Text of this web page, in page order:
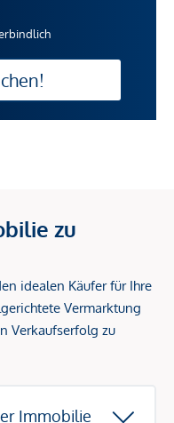
zu
idealen Käufer für Ihre
Vermarktung
Verkaufserfolg zu
Immobilie